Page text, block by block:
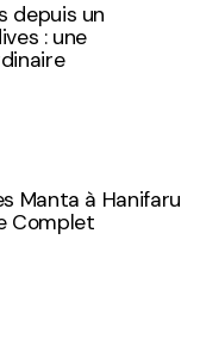
depuis un
: une
Manta à Hanifaru
Complet